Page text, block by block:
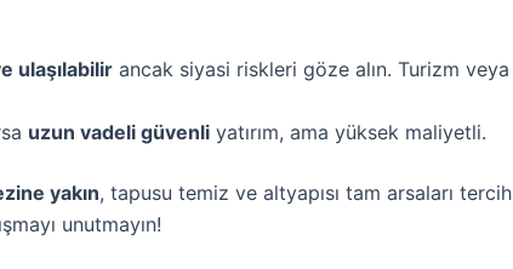
ulaşılabilir ancak siyasi riskleri göze alın. Turizm veya
uzun vadeli güvenli yatırım, ama yüksek maliyetli.
yakın, tapusu temiz ve altyapısı tam arsaları tercih
unutmayın!